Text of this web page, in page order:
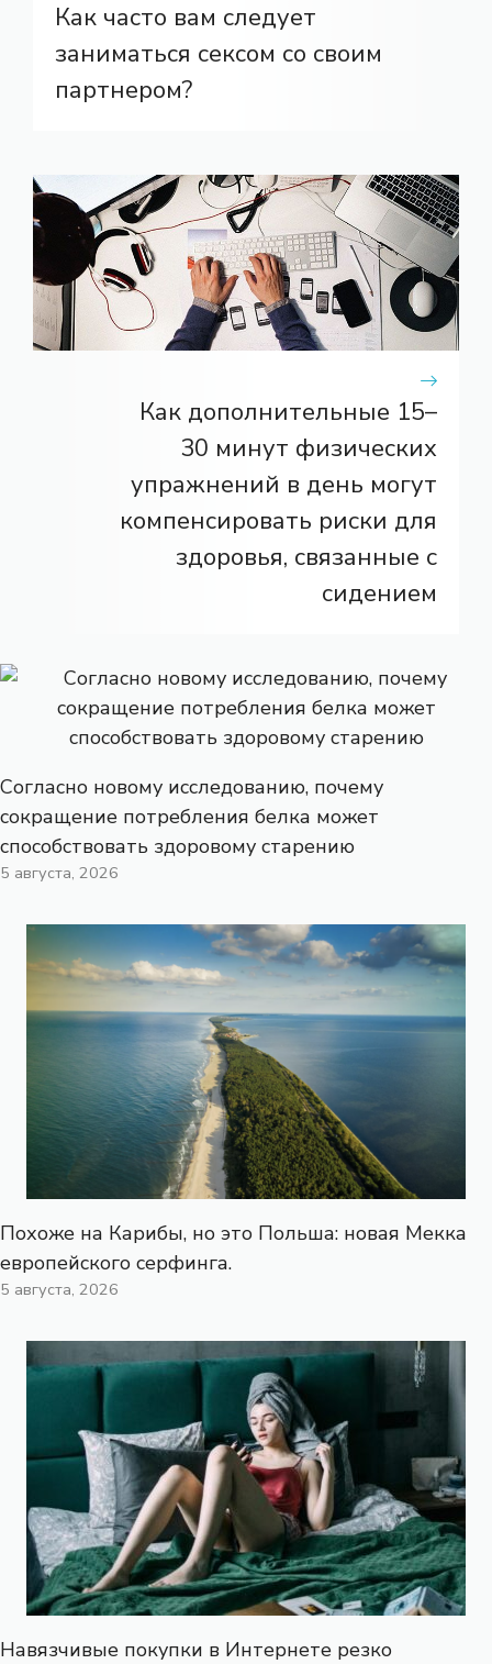
Как часто вам следует
заниматься сексом со своим
партнером?
Как дополнительные 15–
30 минут физических
упражнений в день могут
компенсировать риски для
здоровья, связанные с
сидением
Согласно новому исследованию, почему
сокращение потребления белка может
способствовать здоровому старению
5 августа, 2026
Похоже на Карибы, но это Польша: новая Мекка
европейского серфинга.
5 августа, 2026
Навязчивые покупки в Интернете резко